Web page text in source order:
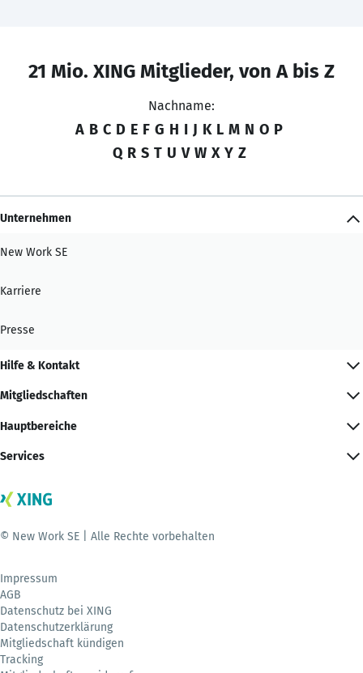
21 Mio. XING Mitglieder, von A bis Z
Nachname:
A B C D E F G H I J K L M N O P
Q R S T U V W X Y Z
Unternehmen
New Work SE
Karriere
Presse
Hilfe & Kontakt
Mitgliedschaften
Hauptbereiche
Services
© New Work SE | Alle Rechte vorbehalten
Impressum
AGB
Datenschutz bei XING
Datenschutzerklärung
Mitgliedschaft kündigen
Tracking